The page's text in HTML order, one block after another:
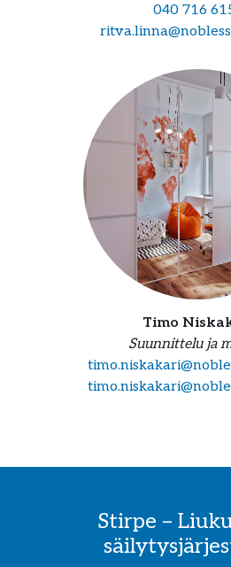
040 716
Timo
Suunnittelu ja
Stirpe –